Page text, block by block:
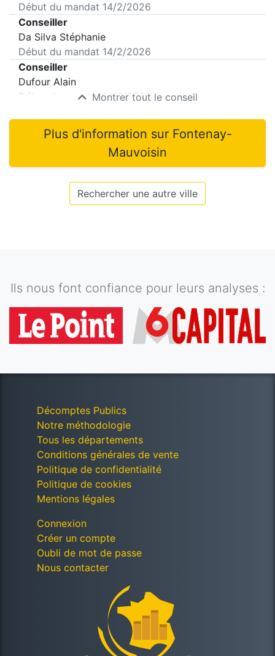
Début du mandat 14/2/2026
Conseiller
Da Silva Stéphanie
Début du mandat 14/2/2026
Conseiller
Dufour Alain
Début du mandat14/2/2026
Montrer tout le conseil
Plus d'information sur Fontenay-
Mauvoisin
Rechercher une autre ville
Ils nous font confiance pour leurs analyses :
Décomptes Publics
Notre méthodologie
Tous les départements
Conditions générales de vente
Politique de confidentialité
Politique de cookies
Mentions légales
Connexion
Créer un compte
Oubli de mot de passe
Nous contacter